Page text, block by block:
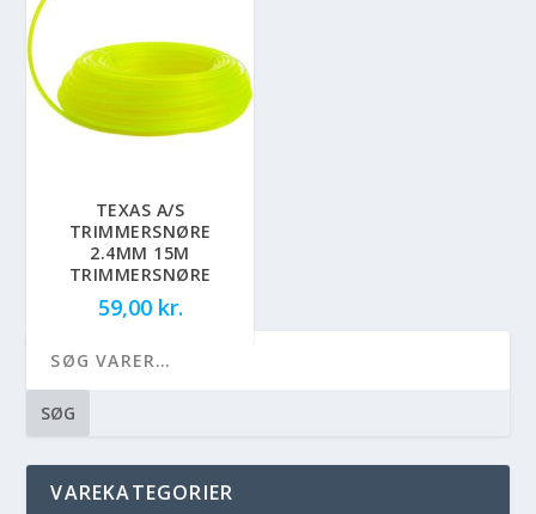
TEXAS A/S
TRIMMERSNØRE
2.4MM 15M
TRIMMERSNØRE
59,00 kr.
SØG
VAREKATEGORIER